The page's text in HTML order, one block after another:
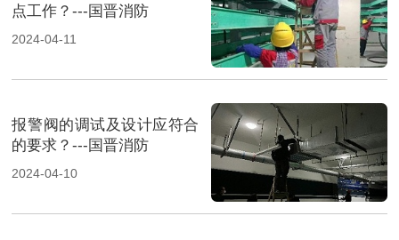
点工作？---国晋消防
2024-04-11
报警阀的调试及设计应符合
的要求？---国晋消防
2024-04-10